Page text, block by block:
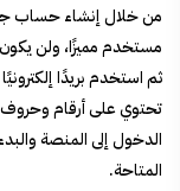
من خلال إنشاء حساب
مستخدم مميزًا، ولن يكون
ثم استخدم بريدًا
تحتوي على أرقام وحروف
الدخول إلى المنصة
المتاحة.